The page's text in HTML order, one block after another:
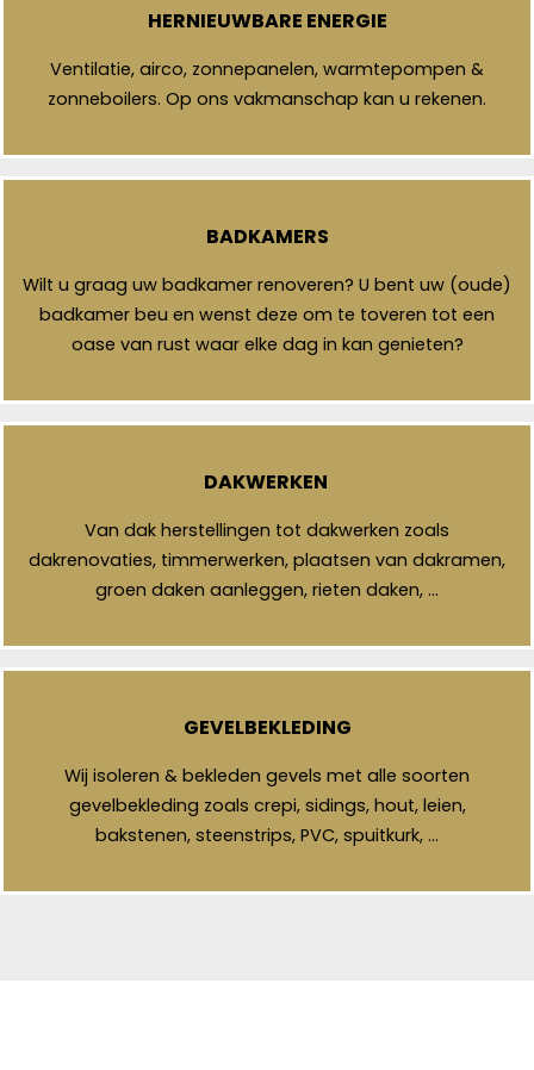
HERNIEUWBARE ENERGIE
Ventilatie, airco, zonnepanelen, warmtepompen &
zonneboilers. Op ons vakmanschap kan u rekenen.
BADKAMERS
Wilt u graag uw badkamer renoveren? U bent uw (oude)
badkamer beu en wenst deze om te toveren tot een
oase van rust waar elke dag in kan genieten?
DAKWERKEN
Van dak herstellingen tot dakwerken zoals
dakrenovaties, timmerwerken, plaatsen van dakramen,
groen daken aanleggen, rieten daken, …
GEVELBEKLEDING
Wij isoleren & bekleden gevels met alle soorten
gevelbekleding zoals crepi, sidings, hout, leien,
bakstenen, steenstrips, PVC, spuitkurk, …